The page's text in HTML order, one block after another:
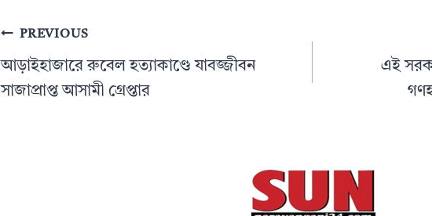
PostPREVIOUS
আড়াইহাজারে রুবেল হত্যাকাণ্ডে যাবজ্জীবন
সাজাপ্রাপ্ত আসামী গ্রেপ্তার
এই